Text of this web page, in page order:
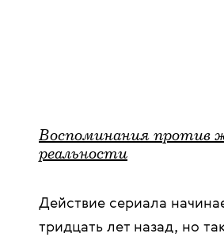
Воспоминания против
реальности
Действие сериала
тридцать лет назад, но